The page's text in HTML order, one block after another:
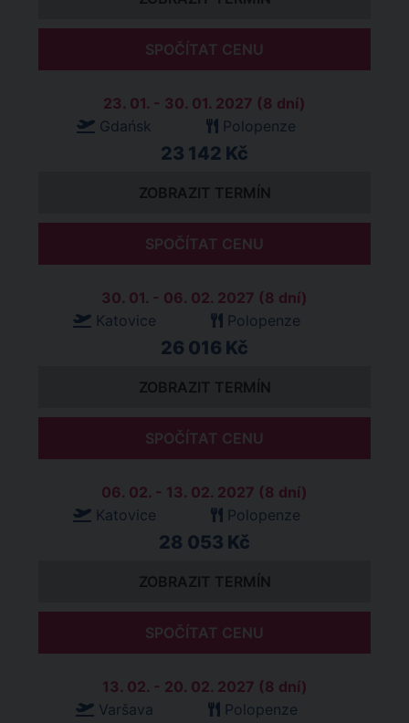
SPOČÍTAT CENU
23. 01. - 30. 01. 2027 (8 dní)
Gdańsk
Polopenze
23 142 Kč
ZOBRAZIT TERMÍN
SPOČÍTAT CENU
30. 01. - 06. 02. 2027 (8 dní)
Katovice
Polopenze
26 016 Kč
ZOBRAZIT TERMÍN
SPOČÍTAT CENU
06. 02. - 13. 02. 2027 (8 dní)
Katovice
Polopenze
28 053 Kč
ZOBRAZIT TERMÍN
SPOČÍTAT CENU
13. 02. - 20. 02. 2027 (8 dní)
Varšava
Polopenze